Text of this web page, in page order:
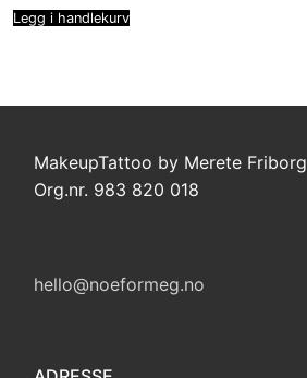
var:
kr 2.850,00.
Legg i handlekurv
MakeupTattoo by Merete Friborg
Org.nr. 983 820 018
hello@noeformeg.no